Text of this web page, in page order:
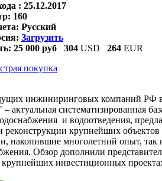
: 25.12.2017
160
Русский
Загрузить
25 000 руб 304 USD 264 EUR
покупка
инжиниринговых компаний РФ
– актуальная систематизированная
и водоотведения,
реконструкции крупнейших
накопившие многолетний опыт,
Обзор дополнили
инвестиционных